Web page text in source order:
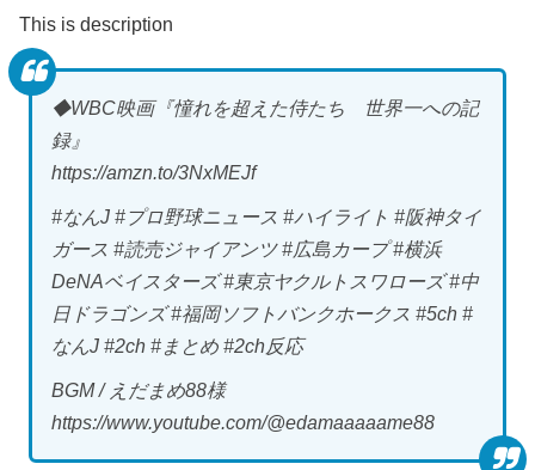
This is description
◆WBC映画『憧れを超えた侍たち 世界一への記
録』
https://amzn.to/3NxMEJf
#なんJ #プロ野球ニュース #ハイライト #阪神タイ
ガース #読売ジャイアンツ #広島カープ #横浜
DeNAベイスターズ #東京ヤクルトスワローズ #中
日ドラゴンズ #福岡ソフトバンクホークス #5ch #
なんJ #2ch #まとめ #2ch反応
BGM / えだまめ88様
https://www.youtube.com/@edamaaaaame88